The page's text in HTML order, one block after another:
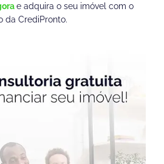
e adquira o seu imóvel com o
da CrediPronto.